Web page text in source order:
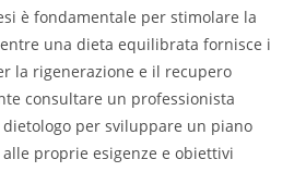
è fondamentale per stimolare la
una dieta equilibrata fornisce i
la rigenerazione e il recupero
consultare un professionista
dietologo per sviluppare un piano
proprie esigenze e obiettivi